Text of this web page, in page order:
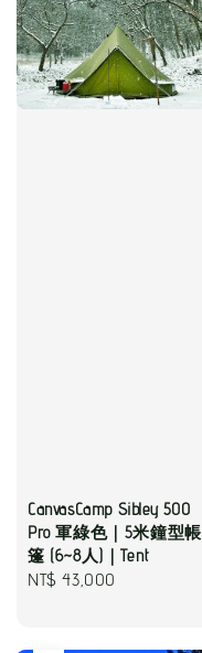
CanvasCamp Sibley 500
Pro 軍綠色｜5米鐘型帳
篷 (6~8人)｜Tent
Regular
NT$ 43,000